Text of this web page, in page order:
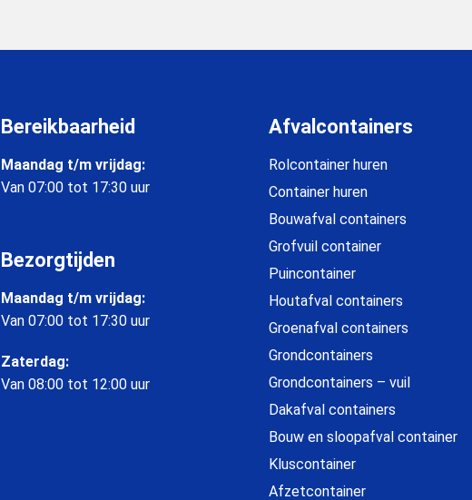
Bereikbaarheid
Maandag t/m vrijdag:
Van 07:00 tot 17:30 uur
Bezorgtijden
Maandag t/m vrijdag:
Van 07:00 tot 17:30 uur
Zaterdag:
Van 08:00 tot 12:00 uur
Afvalcontainers
Rolcontainer huren
Container huren
Bouwafval containers
Grofvuil container
Puincontainer
Houtafval containers
Groenafval containers
Grondcontainers
Grondcontainers – vuil
Dakafval containers
Bouw en sloopafval container
Kluscontainer
Afzetcontainer